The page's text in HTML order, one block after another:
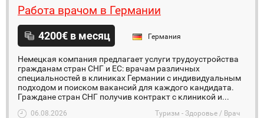
Работа врачом в Германии
4200€ в месяц Германия
Немецкая компания предлагает услуги трудоустройства
гражданам стран СНГ и ЕС: врачам различных
специальностей в клиниках Германии с индивидуальным
подходом и поиском вакансий для каждого кандидата.
Граждане стран СНГ получив контракт с клиникой и...
06.08.2026 Туризм - Здоровье / Врач